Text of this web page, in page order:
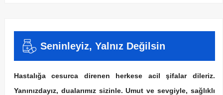
Seninleyiz, Yalnız Değilsin
Hastalığa cesurca direnen herkese acil şifalar dileriz.
Yanınızdayız, dualarımız sizinle. Umut ve sevgiyle, sağlıklı